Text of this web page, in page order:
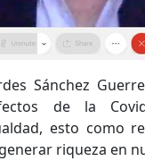
Sánchez
de la
esto como
riqueza en